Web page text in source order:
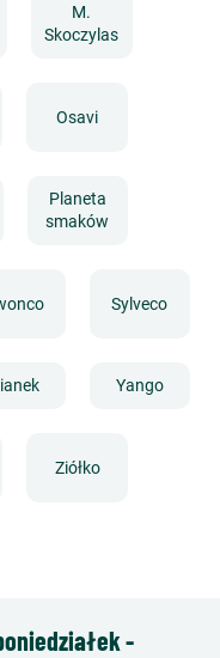
M.
Skoczylas
Osavi
Planeta
smaków
Sylveco
Yango
Ziółko
-